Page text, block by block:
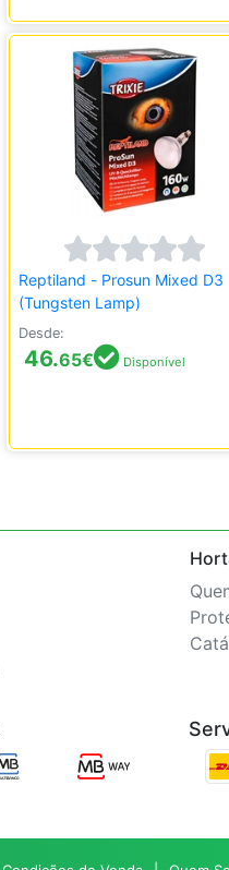
Reptiland - Prosun Mixed D3
(Tungsten Lamp)
Desde:
46.65€ Disponível